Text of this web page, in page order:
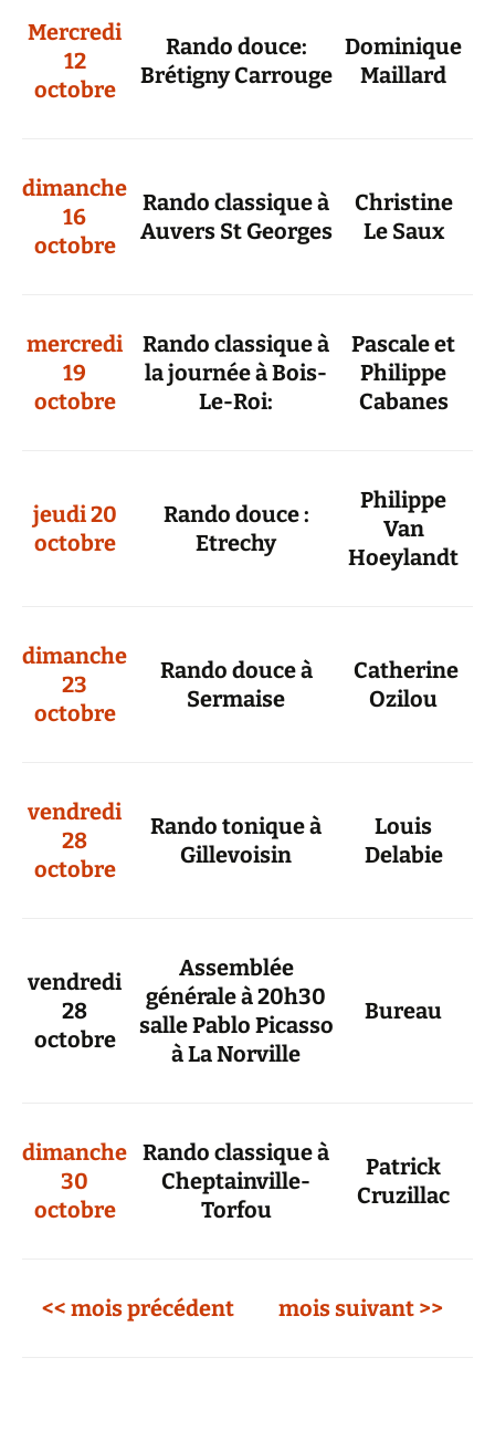
Mercredi
12
octobre
Rando douce:
Brétigny Carrouge
Dominique
Maillard
dimanche
16
octobre
Rando classique à
Auvers St Georges
Christine
Le Saux
mercredi
19
octobre
Rando classique à
la journée à Bois-
Le-Roi:
Pascale et
Philippe
Cabanes
jeudi 20
octobre
Rando douce :
Etrechy
Philippe
Van
Hoeylandt
dimanche
23
octobre
Rando douce à
Sermaise
Catherine
Ozilou
vendredi
28
octobre
Rando tonique à
Gillevoisin
Louis
Delabie
vendredi
28
octobre
Assemblée
générale à 20h30
salle Pablo Picasso
à La Norville
Bureau
dimanche
30
octobre
Rando classique à
Cheptainville-
Torfou
Patrick
Cruzillac
<< mois précédent mois suivant >>